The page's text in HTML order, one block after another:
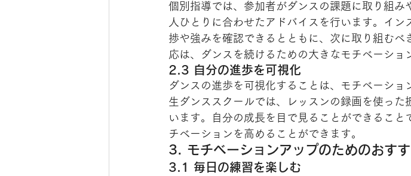
個別指導では、参加者がダンスの課題に取り組
人ひとりに合わせたアドバイスを行います。イ
捗や強みを確認できるとともに、次に取り組む
応は、ダンスを続けるための大きなモチベーショ
2.3 自分の進歩を可視化
ダンスの進歩を可視化することは、モチベーシ
生ダンススクールでは、レッスンの録画を使っ
います。自分の成長を目で見ることができるこ
チベーションを高めることができます。
3. モチベーションアップのためのおす
3.1 毎日の練習を楽しむ